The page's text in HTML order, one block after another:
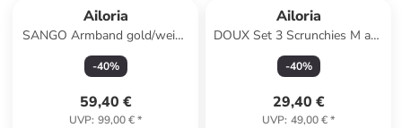
Ailoria
SANGO Armband gold/weiße
Perle in weiß
-40%
59,40 €
UVP: 99,00 €*
Ailoria
DOUX Set 3 Scrunchies M aus
Seide in Multicolour
-40%
29,40 €
UVP: 49,00 €*